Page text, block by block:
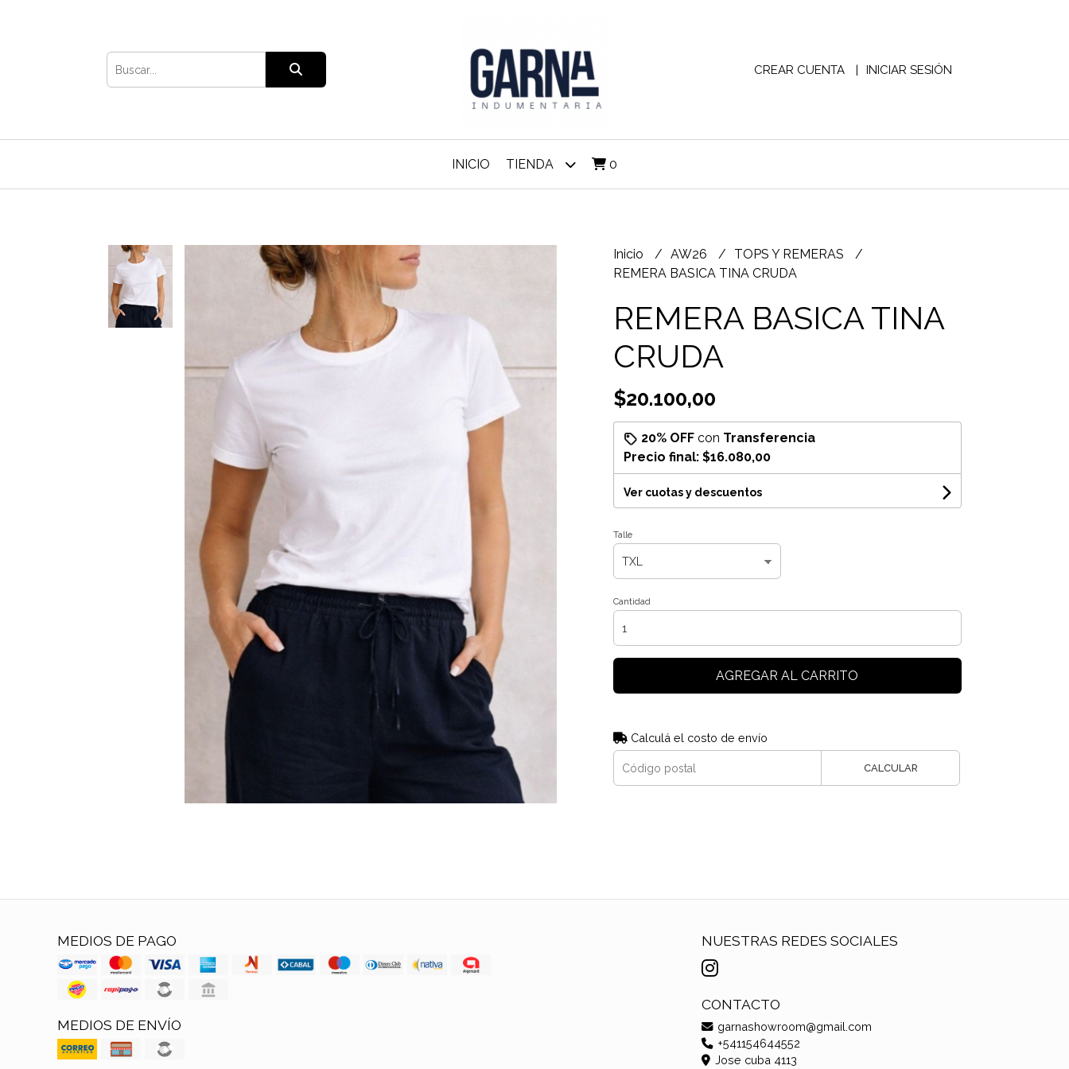
CREAR CUENTA INICIAR SESIÓN
INICIO TIENDA 0
Inicio AW26
TOPS Y REMERAS
REMERA BASICA TINA CRUDA
REMERA BASICA TINA
CRUDA
$20.100,00
20% OFFcon Transferencia
Precio final: $16.080,00
Ver cuotas y descuentos
Talle
Cantidad
AGREGAR AL CARRITO
Calculá el costo de envío
CALCULAR
MEDIOS DE PAGO
MEDIOS DE ENVÍO
NUESTRAS REDES SOCIALES
CONTACTO
garnashowroom@gmail.com
+541154644552
Jose cuba 4113